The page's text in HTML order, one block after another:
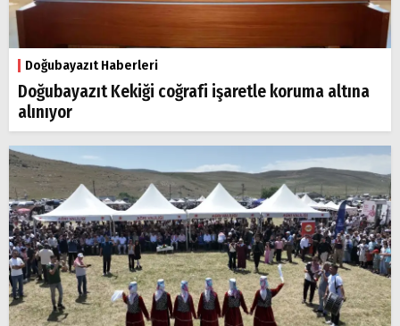
Doğubayazıt Haberleri
Doğubayazıt Kekiği coğrafi işaretle koruma altına
alınıyor